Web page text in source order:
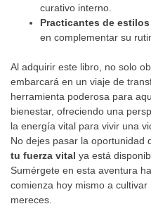
curativo interno.
Practicantes de
en complementar su
Al adquirir este libro, no solo
embarcará en un viaje de
herramienta poderosa para
bienestar, ofreciendo una
la energía vital para vivir una
No dejes pasar la oportunidad
tu fuerza vital ya está
Sumérgete en esta aventura
comienza hoy mismo a
mereces.